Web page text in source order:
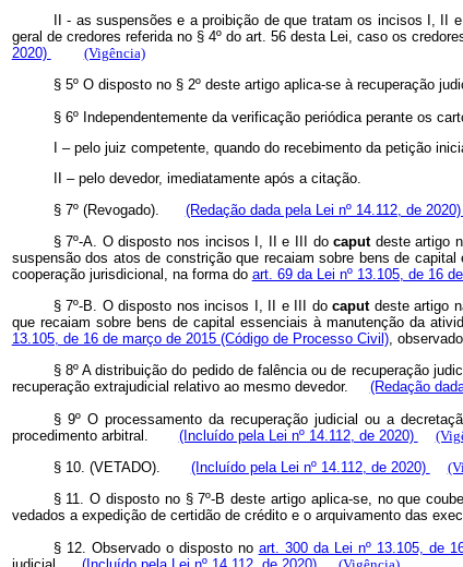
II - as suspensões e a proibição de que tratam os incisos I, II
geral de credores referida no § 4º do art. 56 desta Lei, caso os
2020)
(Vigência)
§ 5º O disposto no § 2º deste artigo aplica-se à recuperação
§ 6º Independentemente da verificação periódica perante os
I – pelo juiz competente, quando do recebimento da petição
II – pelo devedor, imediatamente após a citação.
§ 7º (Revogado). (Redação dada pela Lei nº 14.112, de 2020)
§ 7º-A. O disposto nos incisos I, II e III docaputdeste artigo
suspensão dos atos de constrição que recaiam sobre bens de
cooperação jurisdicional, na forma do art. 69 da Lei nº 13.105, de 16
§ 7º-B. O disposto nos incisos I, II e III docaputdeste artigo
que recaiam sobre bens de capital essenciais à manutenção da
13.105, de 16 de março de 2015 (Código de Processo Civil),
§ 8º A distribuição do pedido de falência ou de recuperação
recuperação extrajudicial relativo ao mesmo devedor. (Redação
§ 9º O processamento da recuperação judicial ou a
procedimento arbitral. (Incluído pela Lei nº 14.112, de 2020)
§ 10. (VETADO). (Incluído pela Lei nº 14.112, de 2020)
§ 11. O disposto no § 7º-B deste artigo aplica-se, no que
vedados a expedição de certidão de crédito e o arquivamento das
§ 12. Observado o disposto no art. 300 da Lei nº 13.105, de